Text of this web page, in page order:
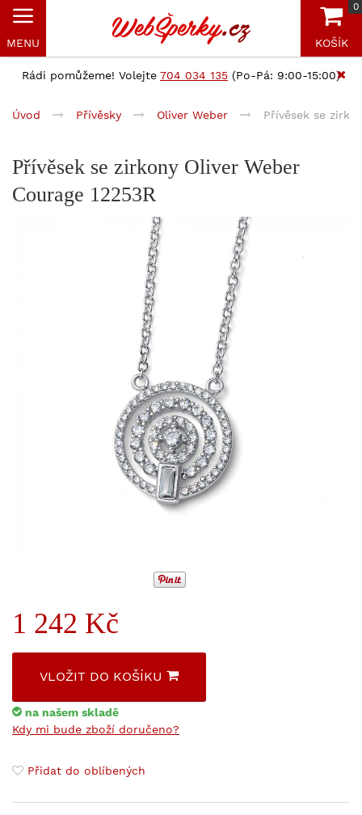
MENU
0
KOŠÍK
Rádi pomůžeme! Volejte 704 034 135 (Po-Pá: 9:00-15:00)
Úvod Přívěsky Oliver Weber Přívěsek se
Přívěsek se zirkony Oliver Weber
Courage 12253R
1 242 Kč
VLOŽIT DO KOŠÍKU
na našem skladě
Kdy mi bude zboží doručeno?
Přidat do oblíbených